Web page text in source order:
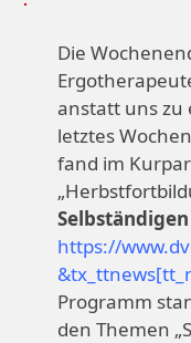
Die
anstatt uns zu
letztes
fand im
https://
Programm
den Themen